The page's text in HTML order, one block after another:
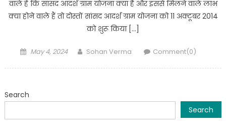
वाले हैं कि सांसद आदर्श ग्राम योजना क्या है और इससे मिलने वाले लाभ
क्या होने वाले हैं तो दोस्तों सांसद आदर्श ग्राम योजना को 11 अक्टूबर 2014
को शुरू किया […]
Posted
May 4, 2024 Author
Sohan Verma Comment(0)
Search
Search